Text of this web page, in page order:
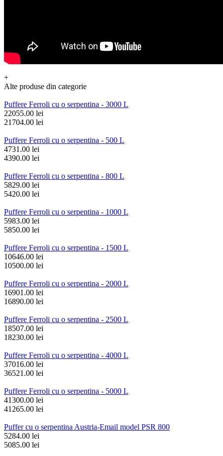
+
Alte produse din categorie
Puffere Ferroli cu o serpentina - 3000 L
22055.00 lei
21704.00 lei
Puffere Ferroli cu o serpentina - 500 L
4731.00 lei
4390.00 lei
Puffere Ferroli cu o serpentina - 800 L
5829.00 lei
5420.00 lei
Puffere Ferroli cu o serpentina - 1000 L
5983.00 lei
5850.00 lei
Puffere Ferroli cu o serpentina - 1500 L
10646.00 lei
10500.00 lei
Puffere Ferroli cu o serpentina - 2000 L
16901.00 lei
16890.00 lei
Puffere Ferroli cu o serpentina - 2500 L
18507.00 lei
18230.00 lei
Puffere Ferroli cu o serpentina - 4000 L
37016.00 lei
36521.00 lei
Puffere Ferroli cu o serpentina - 5000 L
41300.00 lei
41265.00 lei
Puffer cu o serpentina Austria-Email model PSR 800
5284.00 lei
5085.00 lei